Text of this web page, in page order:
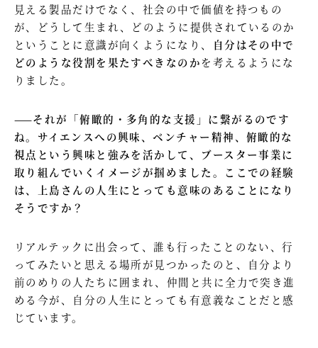
見える製品だけでなく、社会の中で価値を持つもの
が、どうして生まれ、どのように提供されているのか
ということに意識が向くようになり、
自分はその中で
どのような役割を果たすべきなのかを考えるようにな
りました。
——それが「俯瞰的・多角的な支援」に繋がるのです
ね。サイエンスへの興味、ベンチャー精神、俯瞰的な
視点という興味と強みを活かして、ブースター事業に
取り組んでいくイメージが掴めました。ここでの経験
は、上島さんの人生にとっても意味のあることになり
そうですか？
リアルテックに出会って、誰も行ったことのない、行
ってみたいと思える場所が見つかったのと、自分より
前のめりの人たちに囲まれ、仲間と共に全力で突き進
める今が、自分の人生にとっても有意義なことだと感
じています。